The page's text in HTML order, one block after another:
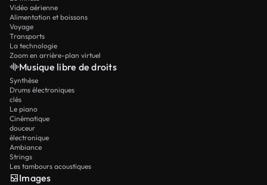
Vidéo aérienne
Alimentation et boissons
Voyage
Transports
La technologie
Zoom en arrière-plan virtuel
Musique libre de droits
Synthèse
Drums électroniques
clés
Le piano
Cinématique
douceur
électronique
Ambiance
Strings
Les tambours acoustiques
Images